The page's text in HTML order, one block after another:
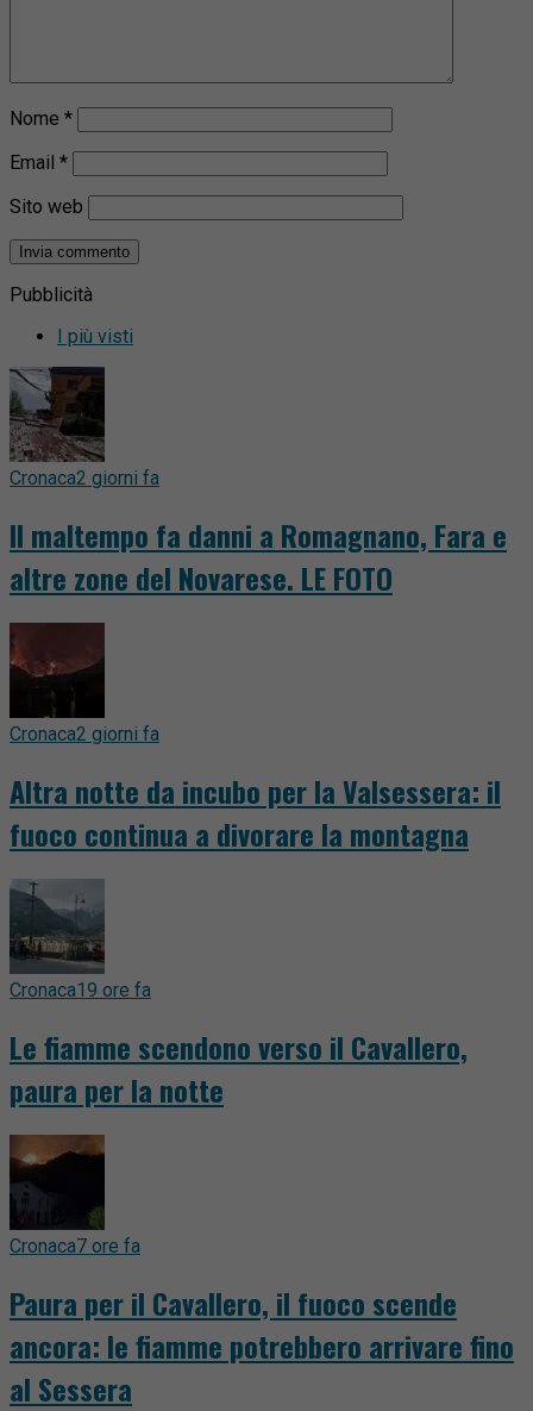
Nome *
Email *
Sito web
Pubblicità
I più visti
Cronaca2 giorni fa
Il maltempo fa danni a Romagnano, Fara e
altre zone del Novarese. LE FOTO
Cronaca2 giorni fa
Altra notte da incubo per la Valsessera: il
fuoco continua a divorare la montagna
Cronaca19 ore fa
Le fiamme scendono verso il Cavallero,
paura per la notte
Cronaca7 ore fa
Paura per il Cavallero, il fuoco scende
ancora: le fiamme potrebbero arrivare fino
al Sessera